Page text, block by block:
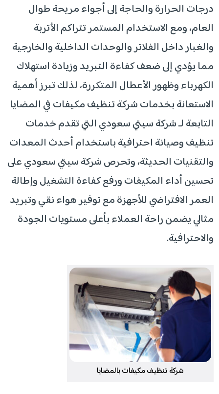
درجات الحرارة والحاجة إلى أجواء مريحة طوال
العام، ومع الاستخدام المستمر تتراكم الأتربة
والغبار داخل الفلاتر والوحدات الداخلية والخارجية
مما يؤدي إلى ضعف كفاءة التبريد وزيادة استهلاك
الكهرباء وظهور الأعطال المتكررة، لذلك تبرز أهمية
الاستعانة بخدمات شركة تنظيف مكيفات في المضايا
التابعة لـ شركة سيتي سعودي التي تقدم خدمات
تنظيف وصيانة احترافية باستخدام أحدث المعدات
والتقنيات الحديثة، وتحرص شركة سيتي سعودي على
تحسين أداء المكيفات ورفع كفاءة التشغيل وإطالة
العمر الافتراضي للأجهزة مع توفير هواء نقي وتبريد
مثالي يضمن راحة العملاء بأعلى مستويات الجودة
والاحترافية.
شركة تنظيف مكيفات بالمضايا